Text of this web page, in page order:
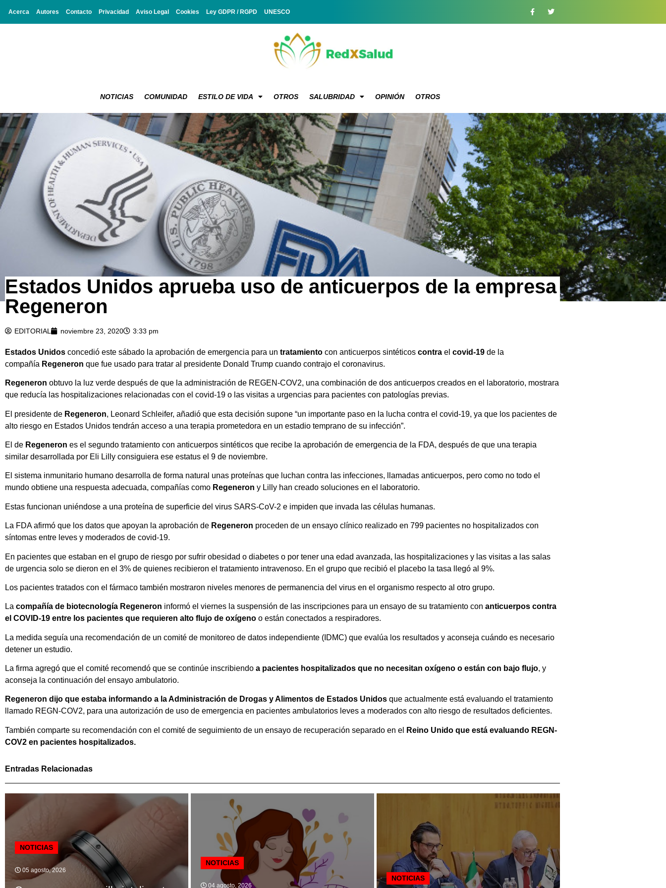
Acerca Autores Contacto Privacidad Aviso Legal Cookies Ley GDPR / RGPD UNESCO
NOTICIAS COMUNIDAD ESTILO DE VIDA OTROS SALUBRIDAD OPINIÓN OTROS
Estados Unidos aprueba uso de anticuerpos de la empresa
Regeneron
EDITORIAL noviembre 23, 2020 3:33 pm
Estados Unidos concedió este sábado la aprobación de emergencia para un tratamiento con anticuerpos sintéticos contra el covid-19 de la
compañía Regeneron que fue usado para tratar al presidente Donald Trump cuando contrajo el coronavirus.
Regeneron obtuvo la luz verde después de que la administración de REGEN-COV2, una combinación de dos anticuerpos creados en el laboratorio, mostrara
que reducía las hospitalizaciones relacionadas con el covid-19 o las visitas a urgencias para pacientes con patologías previas.
El presidente de Regeneron, Leonard Schleifer, añadió que esta decisión supone “un importante paso en la lucha contra el covid-19, ya que los pacientes de
alto riesgo en Estados Unidos tendrán acceso a una terapia prometedora en un estadio temprano de su infección”.
El de Regeneron es el segundo tratamiento con anticuerpos sintéticos que recibe la aprobación de emergencia de la FDA, después de que una terapia
similar desarrollada por Eli Lilly consiguiera ese estatus el 9 de noviembre.
El sistema inmunitario humano desarrolla de forma natural unas proteínas que luchan contra las infecciones, llamadas anticuerpos, pero como no todo el
mundo obtiene una respuesta adecuada, compañías como Regeneron y Lilly han creado soluciones en el laboratorio.
Estas funcionan uniéndose a una proteína de superficie del virus SARS-CoV-2 e impiden que invada las células humanas.
La FDA afirmó que los datos que apoyan la aprobación de Regeneron proceden de un ensayo clínico realizado en 799 pacientes no hospitalizados con
síntomas entre leves y moderados de covid-19.
En pacientes que estaban en el grupo de riesgo por sufrir obesidad o diabetes o por tener una edad avanzada, las hospitalizaciones y las visitas a las salas
de urgencia solo se dieron en el 3% de quienes recibieron el tratamiento intravenoso. En el grupo que recibió el placebo la tasa llegó al 9%.
Los pacientes tratados con el fármaco también mostraron niveles menores de permanencia del virus en el organismo respecto al otro grupo.
La compañía de biotecnología Regeneron informó el viernes la suspensión de las inscripciones para un ensayo de su tratamiento con anticuerpos contra
el COVID-19 entre los pacientes que requieren alto flujo de oxígeno o están conectados a respiradores.
La medida seguía una recomendación de un comité de monitoreo de datos independiente (IDMC) que evalúa los resultados y aconseja cuándo es necesario
detener un estudio.
La firma agregó que el comité recomendó que se continúe inscribiendo a pacientes hospitalizados que no necesitan oxígeno o están con bajo flujo, y
aconseja la continuación del ensayo ambulatorio.
Regeneron dijo que estaba informando a la Administración de Drogas y Alimentos de Estados Unidos que actualmente está evaluando el tratamiento
llamado REGN-COV2, para una autorización de uso de emergencia en pacientes ambulatorios leves a moderados con alto riesgo de resultados deficientes.
También comparte su recomendación con el comité de seguimiento de un ensayo de recuperación separado en el
Reino Unido que está evaluando REGN-
COV2 en pacientes hospitalizados.
Entradas Relacionadas
NOTICIAS
05 agosto, 2026
NOTICIAS
04 agosto, 2026
NOTICIAS